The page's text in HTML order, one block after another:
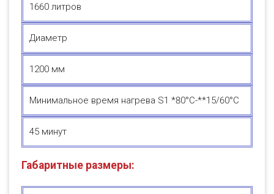
1660 литров
Диаметр
1200 мм
Минимальное время нагрева S1 *80°C-**15/60°C
45 минут
Габаритные размеры: